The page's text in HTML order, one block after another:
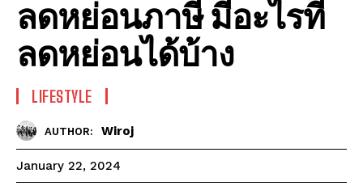
ลดหย่อนภาษี มีอะไรที่
ลดหย่อนได้บ้าง
LIFESTYLE
AUTHOR: Wiroj
January 22, 2024